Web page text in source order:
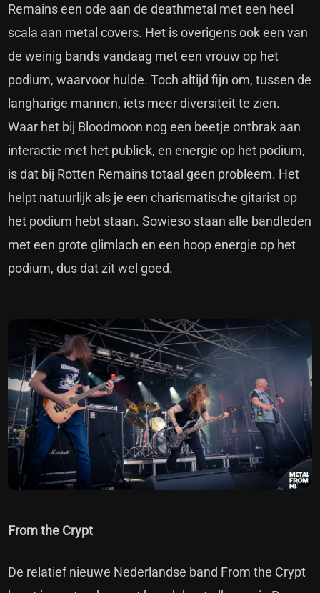
Remains een ode aan de deathmetal met een heel
scala aan metal covers. Het is overigens ook een van
de weinig bands vandaag met een vrouw op het
podium, waarvoor hulde. Toch altijd fijn om, tussen de
langharige mannen, iets meer diversiteit te zien.
Waar het bij Bloodmoon nog een beetje ontbrak aan
interactie met het publiek, en energie op het podium,
is dat bij Rotten Remains totaal geen probleem. Het
helpt natuurlijk als je een charismatische gitarist op
het podium hebt staan. Sowieso staan alle bandleden
met een grote glimlach en een hoop energie op het
podium, dus dat zit wel goed.
From the Crypt
De relatief nieuwe Nederlandse band From the Crypt